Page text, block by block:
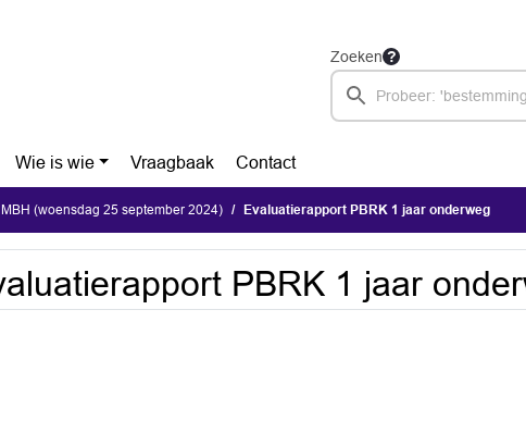
Zoeken
Wie is wie Vraagbaak Contact
(woensdag 25 september 2024) Evaluatierapport PBRK 1 jaar onderweg
PBRK 1 jaar